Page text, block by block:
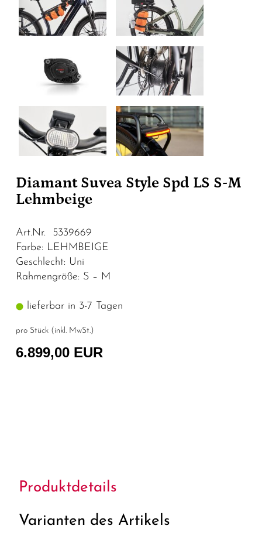
Diamant Suvea Style Spd LS S-M
Lehmbeige
Art.Nr. 5339669
Farbe: LEHMBEIGE
Geschlecht: Uni
Rahmengröße: S – M
lieferbar in 3-7 Tagen
pro Stück (inkl. MwSt.)
6.899,00 EUR
Produktdetails
Varianten des Artikels